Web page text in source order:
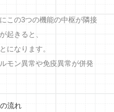
この3つの機能の中枢が隣接
起きると、
になります。
モン異常や免疫異常が併発